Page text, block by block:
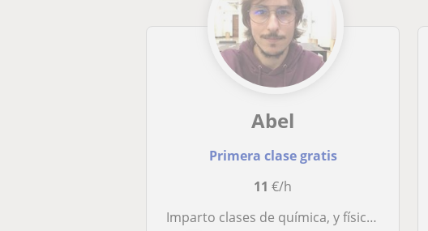
Abel
Primera clase gratis
11 €/h
Imparto clases de química, y física si se requiere. Cualquier otra asignatura preguntad sin problemas